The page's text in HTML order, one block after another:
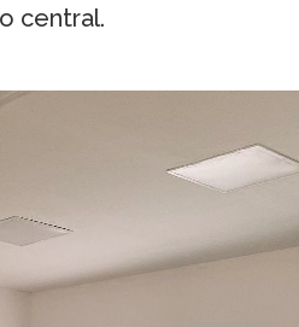
central.